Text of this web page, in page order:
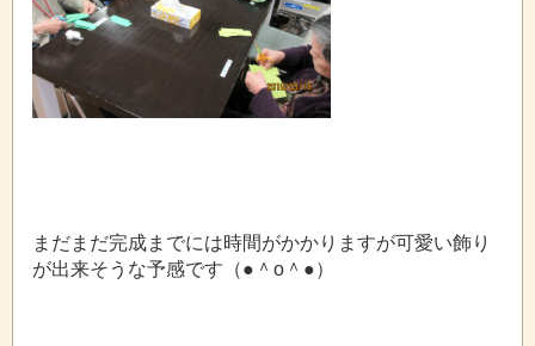
まだまだ完成までには時間がかかりますが可愛い飾り
が出来そうな予感です（●＾o＾●）